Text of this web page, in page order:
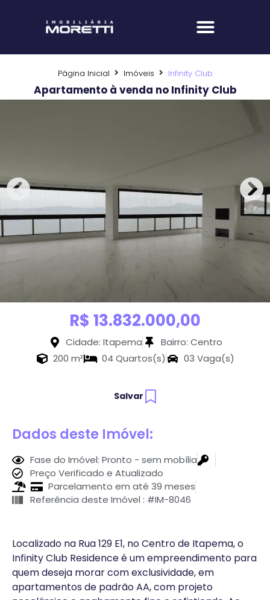
Página Inicial Imóveis Infinity Club
Apartamento à venda no Infinity Club
R$ 13.832.000,00
Cidade: Itapema
Bairro: Centro
200 m²
04 Quartos(s) 03 Vaga(s)
Salvar
Dados deste Imóvel:
Fase do Imóvel: Pronto - sem mobília
Preço Verificado e Atualizado
Parcelamento em até 39 meses
Referência deste Imóvel : #IM-8046
Localizado na Rua 129 E1, no Centro de Itapema, o
Infinity Club Residence é um empreendimento para
quem deseja morar com exclusividade, em
apartamentos de padrão AA, com projeto